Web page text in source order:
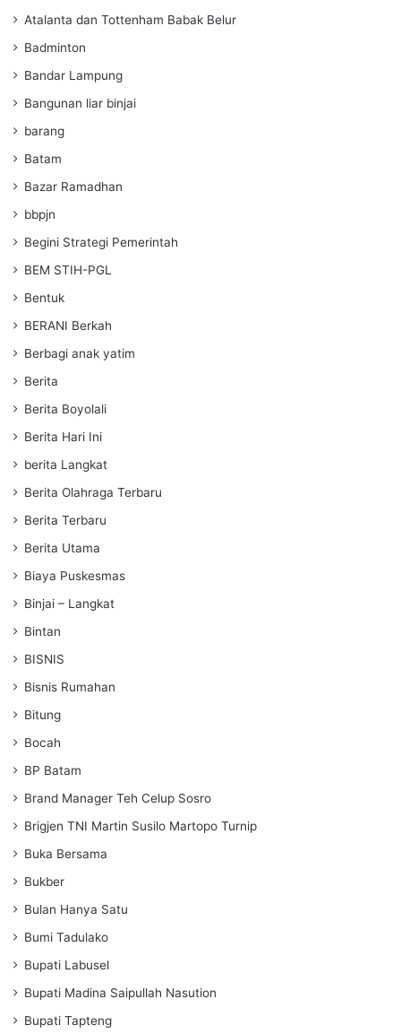
Atalanta dan Tottenham Babak Belur
Badminton
Bandar Lampung
Bangunan liar binjai
barang
Batam
Bazar Ramadhan
bbpjn
Begini Strategi Pemerintah
BEM STIH-PGL
Bentuk
BERANI Berkah
Berbagi anak yatim
Berita
Berita Boyolali
Berita Hari Ini
berita Langkat
Berita Olahraga Terbaru
Berita Terbaru
Berita Utama
Biaya Puskesmas
Binjai – Langkat
Bintan
BISNIS
Bisnis Rumahan
Bitung
Bocah
BP Batam
Brand Manager Teh Celup Sosro
Brigjen TNI Martin Susilo Martopo Turnip
Buka Bersama
Bukber
Bulan Hanya Satu
Bumi Tadulako
Bupati Labusel
Bupati Madina Saipullah Nasution
Bupati Tapteng